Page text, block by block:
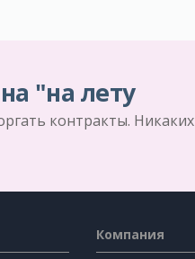
"на лету
контракты. Никаких
Компания